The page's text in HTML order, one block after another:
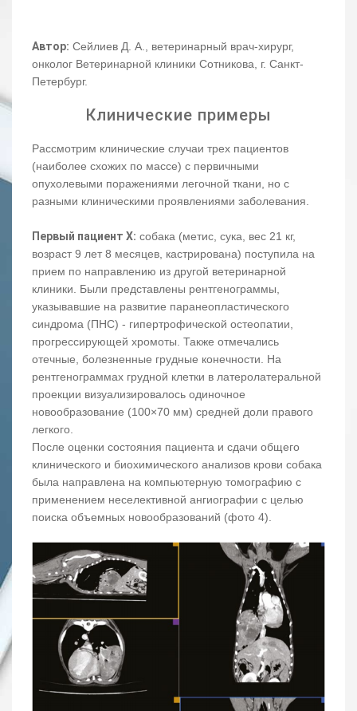
Автор: Сейлиев Д. А., ветеринарный врач-хирург,
онколог Ветеринарной клиники Сотникова, г. Санкт-
Петербург.
Клинические примеры
Рассмотрим клинические случаи трех пациентов
(наиболее схожих по массе) с первичными
опухолевыми поражениями легочной ткани, но с
разными клиническими проявлениями заболевания.
Первый пациент X: собака (метис, сука, вес 21 кг,
возраст 9 лет 8 месяцев, кастрирована) поступила на
прием по направлению из другой ветеринарной
клиники. Были представлены рентгенограммы,
указывавшие на развитие паранеопластического
синдрома (ПНС) - гипертрофической остеопатии,
прогрессирующей хромоты. Также отмечались
отечные, болезненные грудные конечности. На
рентгенограммах грудной клетки в латеролатеральной
проекции визуализировалось одиночное
новообразование (100×70 мм) средней доли правого
легкого.
После оценки состояния пациента и сдачи общего
клинического и биохимического анализов крови собака
была направлена на компьютерную томографию с
применением неселективной ангиографии с целью
поиска объемных новообразований (фото 4).